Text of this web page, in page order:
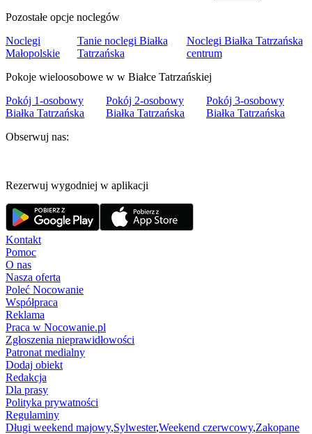
Pozostałe opcje noclegów
Noclegi
Małopolskie
Tanie noclegi Białka
Tatrzańska
Noclegi Białka Tatrzańska
centrum
Pokoje wieloosobowe w w Białce Tatrzańskiej
Pokój 1-osobowy
Białka Tatrzańska
Pokój 2-osobowy
Białka Tatrzańska
Pokój 3-osobowy
Białka Tatrzańska
Obserwuj nas:
Rezerwuj wygodniej w aplikacji
Kontakt
Pomoc
O nas
Nasza oferta
Poleć Nocowanie
Współpraca
Reklama
Praca w Nocowanie.pl
Zgłoszenia nieprawidłowości
Patronat medialny
Dodaj obiekt
Redakcja
Dla prasy
Polityka prywatności
Regulaminy
Długi weekend majowy,Sylwester,Weekend czerwcowy,Zakopane